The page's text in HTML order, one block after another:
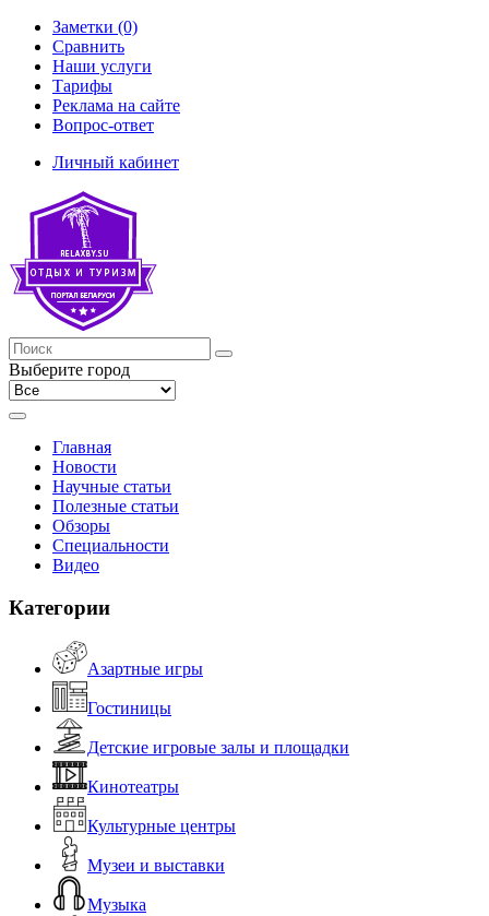
Заметки (0)
Сравнить
Наши услуги
Тарифы
Реклама на сайте
Вопрос-ответ
Личный кабинет
Выберите город
Главная
Новости
Научные статьи
Полезные статьи
Обзоры
Специальности
Видео
Категории
Азартные игры
Гостиницы
Детские игровые залы и площадки
Кинотеатры
Культурные центры
Музеи и выставки
Музыка